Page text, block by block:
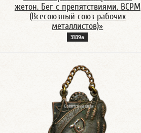
жетон. Бег с препятствиями. ВСРМ
(Всесоюзный союз рабочих
металлистов)»
3189а